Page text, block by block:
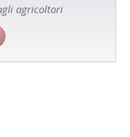
agricoltori